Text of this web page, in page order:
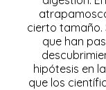
cierto tamaño.
que han
hipótesis en
que los